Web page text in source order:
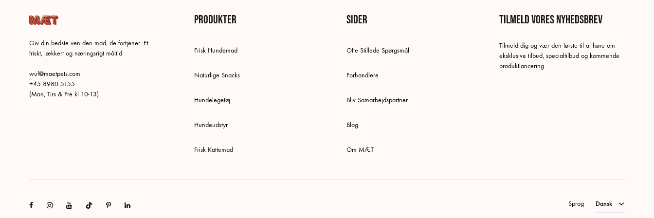
Giv din bedste ven den mad, de fortjener: Et
friskt, lækkert og næringsrigt måltid
wuf@maetpets.com
+45 8980 5155
(Man, Tirs & Fre kl 10-13)
Produkter
Frisk Hundemad
Naturlige Snacks
Hundelegetøj
Hundeudstyr
Frisk Kattemad
Sider
Ofte Stillede Spørgsmål
Forhandlere
Bliv Samarbejdspartner
Blog
Om MÆT
Tilmeld vores nyhedsbrev
Tilmeld dig og vær den første til at høre om
eksklusive tilbud, specialtilbud og kommende
produktlancering
FacebookInstagramYoutubeTiktok Pinterest
Linkedin
Sprog Dansk